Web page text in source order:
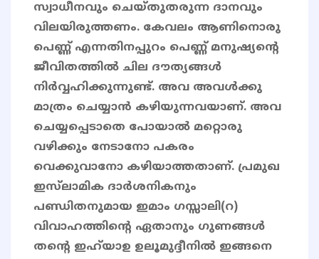
സ്വാധീനവും ചെയ്തുതരുന്ന ദാനവും
വിലയിരുത്തണം. കേവലം ആണിനൊരു
പെണ്ണ് എന്നതിനപ്പുറം പെണ്ണ് മനുഷ്യന്റെ
ജീവിതത്തിൽ ചില ദൗത്യങ്ങൾ
നിർവ്വഹിക്കുന്നുണ്ട്. അവ അവൾക്കു
മാത്രം ചെയ്യാൻ കഴിയുന്നവയാണ്. അവ
ചെയ്യപ്പെടാതെ പോയാൽ മറ്റൊരു
വഴിക്കും നേടാനോ പകരം
വെക്കുവാനോ കഴിയാത്തതാണ്. പ്രമുഖ
ഇസ്‌ലാമിക ദാര്‍ശനികനും
പണ്ഡിതനുമായ ഇമാം ഗസ്സാലി(റ)
വിവാഹത്തിന്റെ ഏതാനും ഗുണങ്ങള്‍
തന്റെ ഇഹ്‌യാഉ ഉലൂമുദ്ദീനിൽ ഇങ്ങനെ